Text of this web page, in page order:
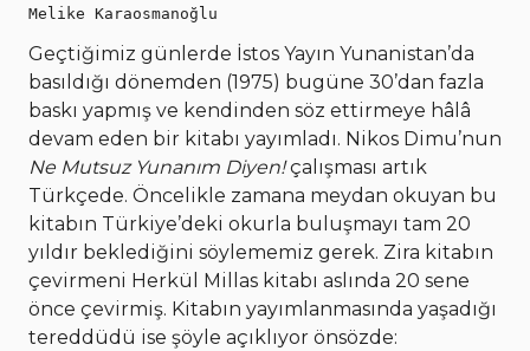
Melike Karaosmanoğlu
Geçtiğimiz günlerde İstos Yayın Yunanistan’da
basıldığı dönemden (1975) bugüne 30’dan fazla
baskı yapmış ve kendinden söz ettirmeye hâlâ
devam eden bir kitabı yayımladı. Nikos Dimu’nun
Ne Mutsuz Yunanım Diyen!çalışması artık
Türkçede. Öncelikle zamana meydan okuyan bu
kitabın Türkiye’deki okurla buluşmayı tam 20
yıldır beklediğini söylememiz gerek. Zira kitabın
çevirmeni Herkül Millas kitabı aslında 20 sene
önce çevirmiş. Kitabın yayımlanmasında yaşadığı
tereddüdü ise şöyle açıklıyor önsözde: